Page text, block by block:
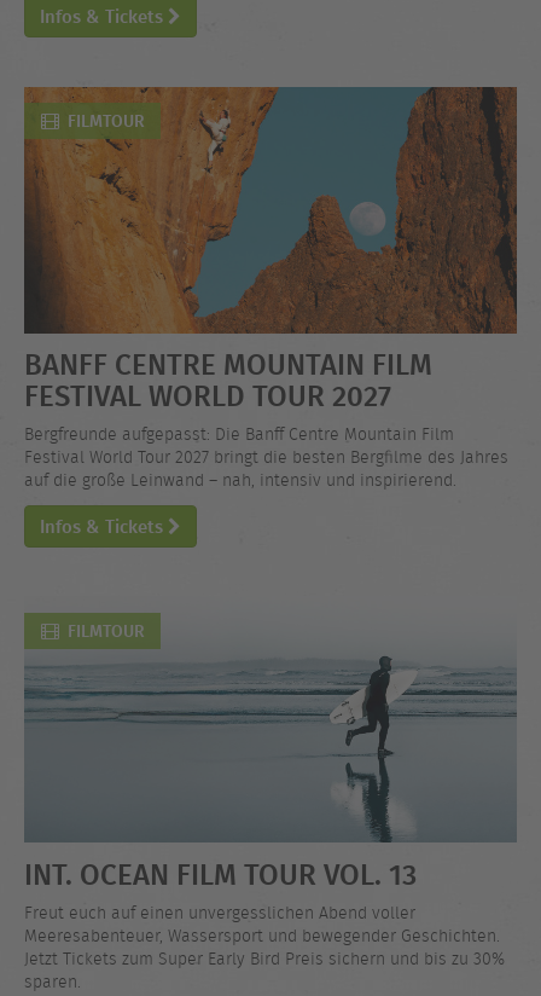
Infos & Tickets
FILMTOUR
BANFF CENTRE MOUNTAIN FILM
FESTIVAL WORLD TOUR 2027
Bergfreunde aufgepasst: Die Banff Centre Mountain Film
Festival World Tour 2027 bringt die besten Bergfilme des Jahres
auf die große Leinwand – nah, intensiv und inspirierend.
Infos & Tickets
FILMTOUR
INT. OCEAN FILM TOUR VOL. 13
Freut euch auf einen unvergesslichen Abend voller
Meeresabenteuer, Wassersport und bewegender Geschichten.
Jetzt Tickets zum Super Early Bird Preis sichern und bis zu 30%
sparen.